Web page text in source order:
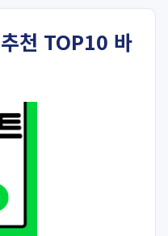
천 TOP10 바